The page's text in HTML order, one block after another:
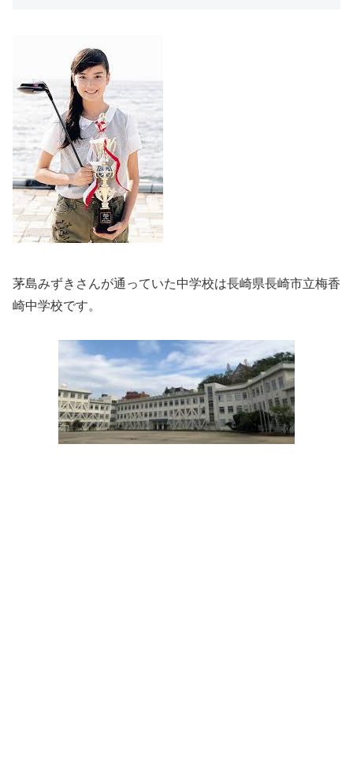
茅島みずきさんが通っていた中学校は長崎県長崎市立梅香
崎中学校です。